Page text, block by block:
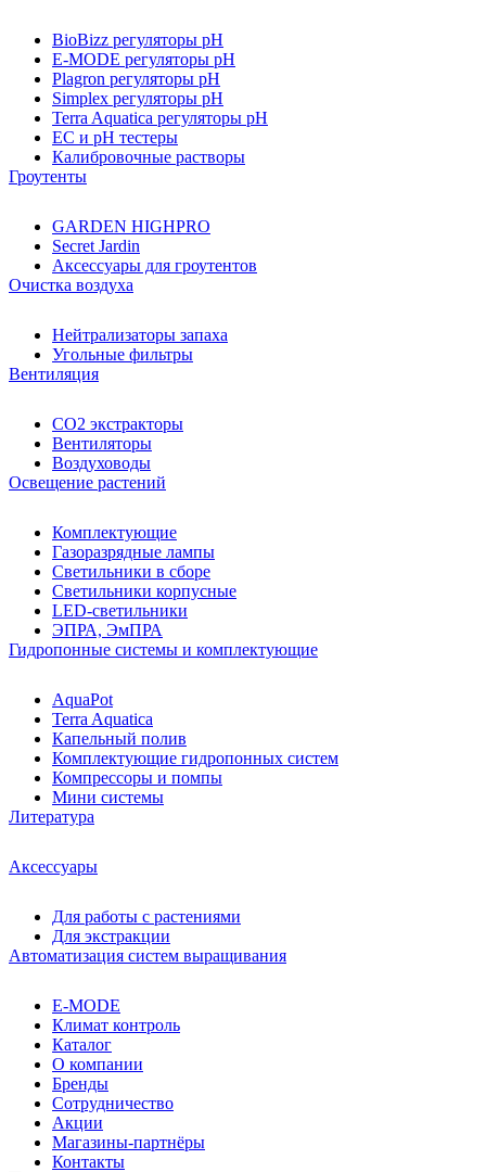
BioBizz регуляторы pH
E-MODE регуляторы pH
Plagron регуляторы pH
Simplex регуляторы pH
Terra Aquatica регуляторы pH
EC и pH тестеры
Калибровочные растворы
Гроутенты
GARDEN HIGHPRO
Secret Jardin
Аксессуары для гроутентов
Очистка воздуха
Нейтрализаторы запаха
Угольные фильтры
Вентиляция
CO2 экстракторы
Вентиляторы
Воздуховоды
Освещение растений
Комплектующие
Газоразрядные лампы
Светильники в сборе
Светильники корпусные
LED-светильники
ЭПРА, ЭмПРА
Гидропонные системы и комплектующие
AquaPot
Terra Aquatica
Капельный полив
Комплектующие гидропонных систем
Компрессоры и помпы
Мини системы
Литература
Аксессуары
Для работы с растениями
Для экстракции
Автоматизация систем выращивания
E-MODE
Климат контроль
Каталог
О компании
Бренды
Сотрудничество
Акции
Магазины-партнёры
Контакты